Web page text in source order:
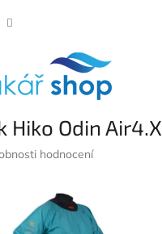
Hiko Odin Air4.X
hodnocení